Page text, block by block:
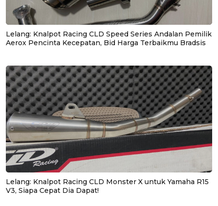
Lelang: Knalpot Racing CLD Speed Series Andalan Pemilik
Aerox Pencinta Kecepatan, Bid Harga Terbaikmu Bradsis
Lelang: Knalpot Racing CLD Monster X untuk Yamaha R15
V3, Siapa Cepat Dia Dapat!